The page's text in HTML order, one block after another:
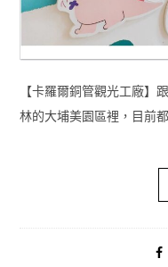
【卡羅爾銅管觀光工廠】
林的大埔美園區裡，目前